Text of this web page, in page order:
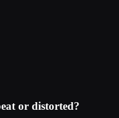
or distorted?